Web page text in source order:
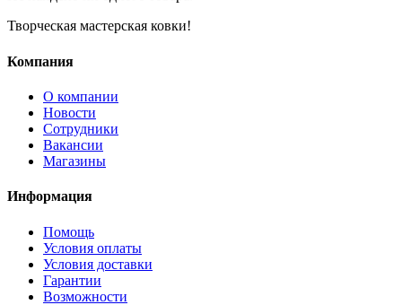
Творческая мастерская ковки!
Компания
О компании
Новости
Сотрудники
Вакансии
Магазины
Информация
Помощь
Условия оплаты
Условия доставки
Гарантии
Возможности